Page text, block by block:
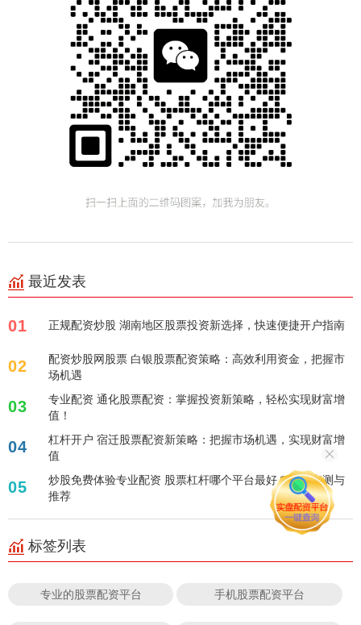
最近发表
01 正规配资炒股 湖南地区股票投资新选择，快速便捷开户指南
02
配资炒股网股票 白银股票配资策略：高效利用资金，把握市
场机遇
03
专业配资 通化股票配资：掌握投资新策略，轻松实现财富增
值！
04
杠杆开户 宿迁股票配资新策略：把握市场机遇，实现财富增
值
05
炒股免费体验专业配资 股票杠杆哪个平台最好？专家实测与
推荐
标签列表
专业的股票配资平台 手机股票配资平台